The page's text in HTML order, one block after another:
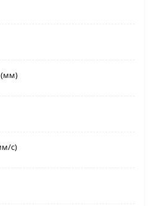
(мм)
с)